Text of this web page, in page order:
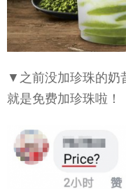
▼之前没加珍珠的奶
就是免费加珍珠啦！